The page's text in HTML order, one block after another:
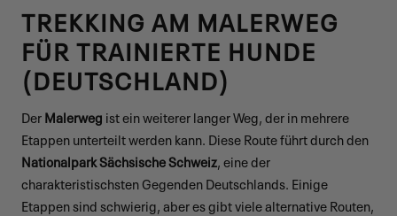
TREKKING AM MALERWEG
FÜR TRAINIERTE HUNDE
(DEUTSCHLAND)
DerMalerweg ist ein weiterer langer Weg, der in mehrere
Etappen unterteilt werden kann. Diese Route führt durch den
Nationalpark Sächsische Schweiz, eine der
charakteristischsten Gegenden Deutschlands. Einige
Etappen sind schwierig, aber es gibt viele alternative Routen,